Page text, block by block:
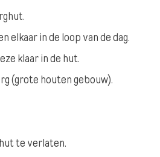
elkaar in de loop van de dag.
klaar in de hut.
(grote houten gebouw).
te verlaten.